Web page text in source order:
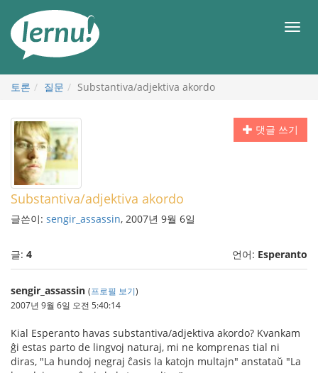
메
토론 질문 Substantiva/adjektiva akordo
댓글 쓰기
Substantiva/adjektiva akordo
글쓴이: sengir_assassin, 2007년 9월 6일
글: 4 언어: Esperanto
sengir_assassin (프로필 보기)
2007년 9월 6일 오전 5:40:14
Kial Esperanto havas substantiva/adjektiva akordo? Kvankam
ĝi estas parto de lingvoj naturaj, mi ne komprenas tial ni
diras, "La hundoj negraj ĉasis la katojn multajn" anstataŭ "La